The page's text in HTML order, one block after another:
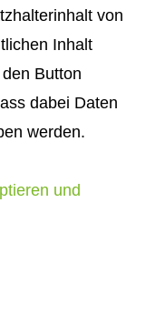
von
Inhalt
Button
dabei Daten
werden.
und